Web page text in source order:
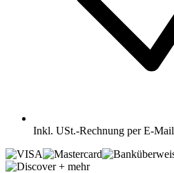
Inkl. USt.-Rechnung per E-Mail
+ mehr